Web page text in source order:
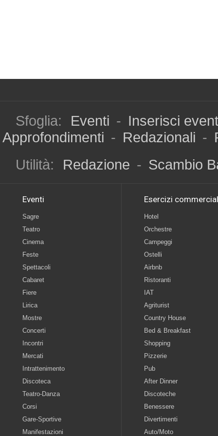
Sfoglia: Eventi - Inserisci
Approfondimenti - Redazionali -
Utilità:
Redazione - Scambio
Eventi
Sagre
Teatro
Cinema
Feste
Spettacoli
Cabaret
Fiere
Lirica
Mostre
Concerti
Incontri
Mercati
Intrattenimento
Discoteca
Teatro-Danza
Corsi
Gare-Sportive
Manifestazioni
Esercizi
Hotel
Orchestre
Campeggi
Ostelli
Airbnb
Ristoranti
IAT
Agriturist
Country House
Bed & Breakfast
Shopping
Pizzerie
Pub
After Dinner
Discoteche
Benessere
Divertimenti
Auto/Moto